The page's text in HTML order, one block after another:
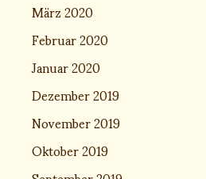
März 2020
Februar 2020
Januar 2020
Dezember 2019
November 2019
Oktober 2019